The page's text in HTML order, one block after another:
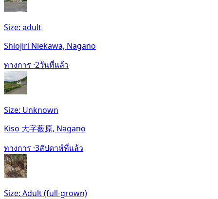
Size: adult
Shiojiri Niekawa, Nagano
ทางการ ·2วันที่แล้ว
Size: Unknown
Kiso 大字薮原, Nagano
ทางการ ·3สัปดาห์ที่แล้ว
Size: Adult (full-grown)